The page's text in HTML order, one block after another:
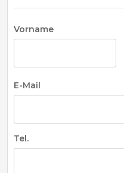
Vorname
E-Mail
Tel.